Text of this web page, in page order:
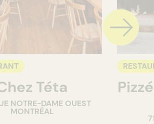
Téta
NOTRE-DAME OUEST
MONTRÉAL